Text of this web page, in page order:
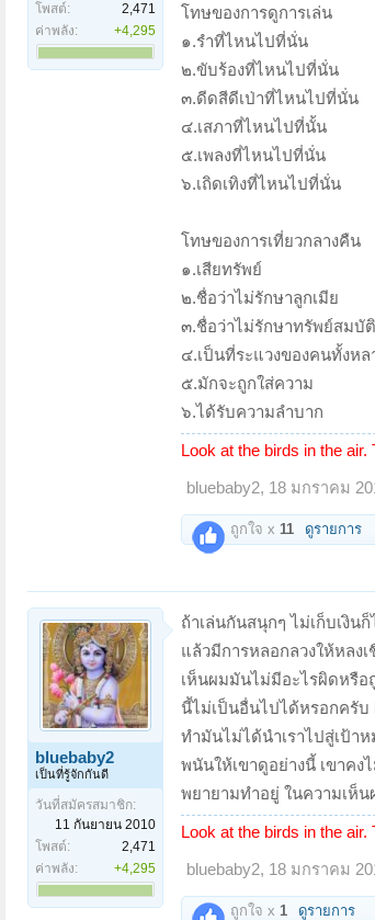
โพสต์:
2,471
ค่าพลัง:
+4,295
โทษของการดูการเล่น
๑.รำที่ไหนไปที่นั่น
๒.ขับร้องที่ไหนไปที่นั่น
๓.ดีดสีดีเป่าที่ไหนไปที่นั่น
๔.เสภาที่ไหนไปที่นั้น
๕.เพลงที่ไหนไปที่นั่น
๖.เถิดเทิงที่ไหนไปที่นั่น
โทษของการเที่ยวกลางคืน
๑.เสียทรัพย์
๒.ชื่อว่าไม่รักษาลูกเมีย
๓.ชื่อว่าไม่รักษาทรัพย์สมบัติ
๔.เป็นที่ระแวงของคนทั้งหล
๕.มักจะถูกใส่ความ
๖.ได้รับความลำบาก
Look at the birds in the
bluebaby2, 18 มกราคม
ถูกใจ x 11 ดูรายการ
bluebaby2
เป็นที่รู้จักกันดี
วันที่สมัครสมาชิก:
11 กันยายน 2010
โพสต์:
2,471
ค่าพลัง:
+4,295
ถ้าเล่นกันสนุกๆ ไม่เก็บเงิ
แล้วมีการหลอกลวงให้หลง
เห็นผมมันไม่มีอะไรผิดหรือ
นี้ไม่เป็นอื่นไปได้หรอกครับ
ทำมันไม่ได้นำเราไปสู่เป้า
พนันให้เขาดูอย่างนี้ เขาคง
พยายามทำอยู่ ในความเห็น
Look at the birds in the
bluebaby2, 18 มกราคม
ถูกใจ x 1 ดูรายการ